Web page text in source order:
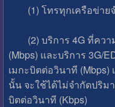
(1) โทรทุกเครือข่ายจ
(2) บริการ 4G ที่ความ
(Mbps) และบริการ 3G/
เมกะบิตต่อวินาที (Mbps)
นั้น จะใช้ได้ไม่จำกัดปริม
บิตต่อวินาที (Kbps)